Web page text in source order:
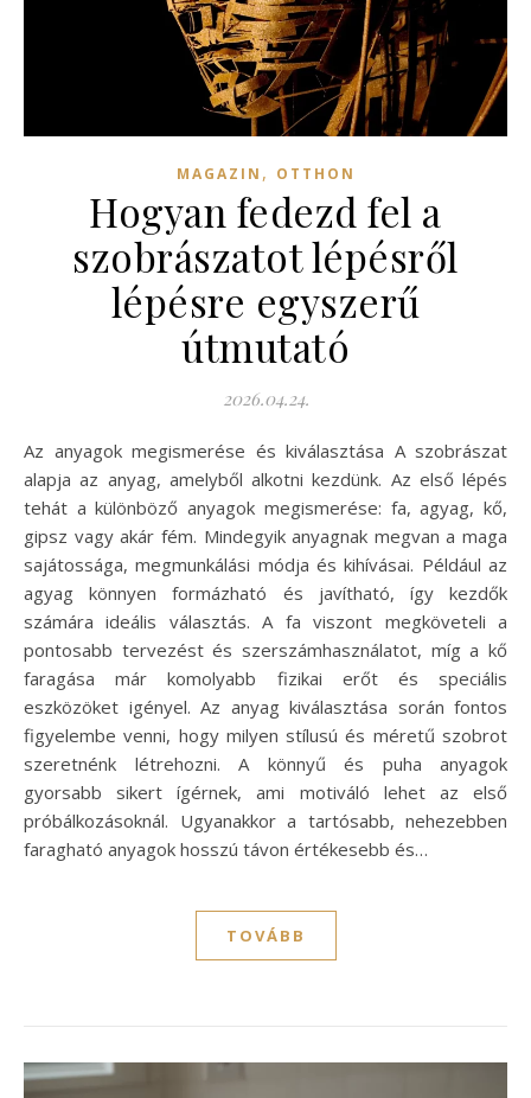
MAGAZIN , OTTHON
Hogyan fedezd fel a
szobrászatot lépésről
lépésre egyszerű
útmutató
2026.04.24.
Az anyagok megismerése és kiválasztása A szobrászat
alapja az anyag, amelyből alkotni kezdünk. Az első lépés
tehát a különböző anyagok megismerése: fa, agyag, kő,
gipsz vagy akár fém. Mindegyik anyagnak megvan a maga
sajátossága, megmunkálási módja és kihívásai. Például az
agyag könnyen formázható és javítható, így kezdők
számára ideális választás. A fa viszont megköveteli a
pontosabb tervezést és szerszámhasználatot, míg a kő
faragása már komolyabb fizikai erőt és speciális
eszközöket igényel. Az anyag kiválasztása során fontos
figyelembe venni, hogy milyen stílusú és méretű szobrot
szeretnénk létrehozni. A könnyű és puha anyagok
gyorsabb sikert ígérnek, ami motiváló lehet az első
próbálkozásoknál. Ugyanakkor a tartósabb, nehezebben
faragható anyagok hosszú távon értékesebb és…
TOVÁBB